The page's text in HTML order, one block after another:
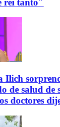
reí tanto"
Ilich
de salud de
doctores